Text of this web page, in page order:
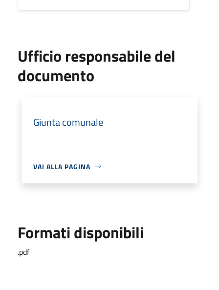
Ufficio responsabile del
documento
Giunta comunale
VAI ALLA PAGINA
Formati disponibili
.pdf